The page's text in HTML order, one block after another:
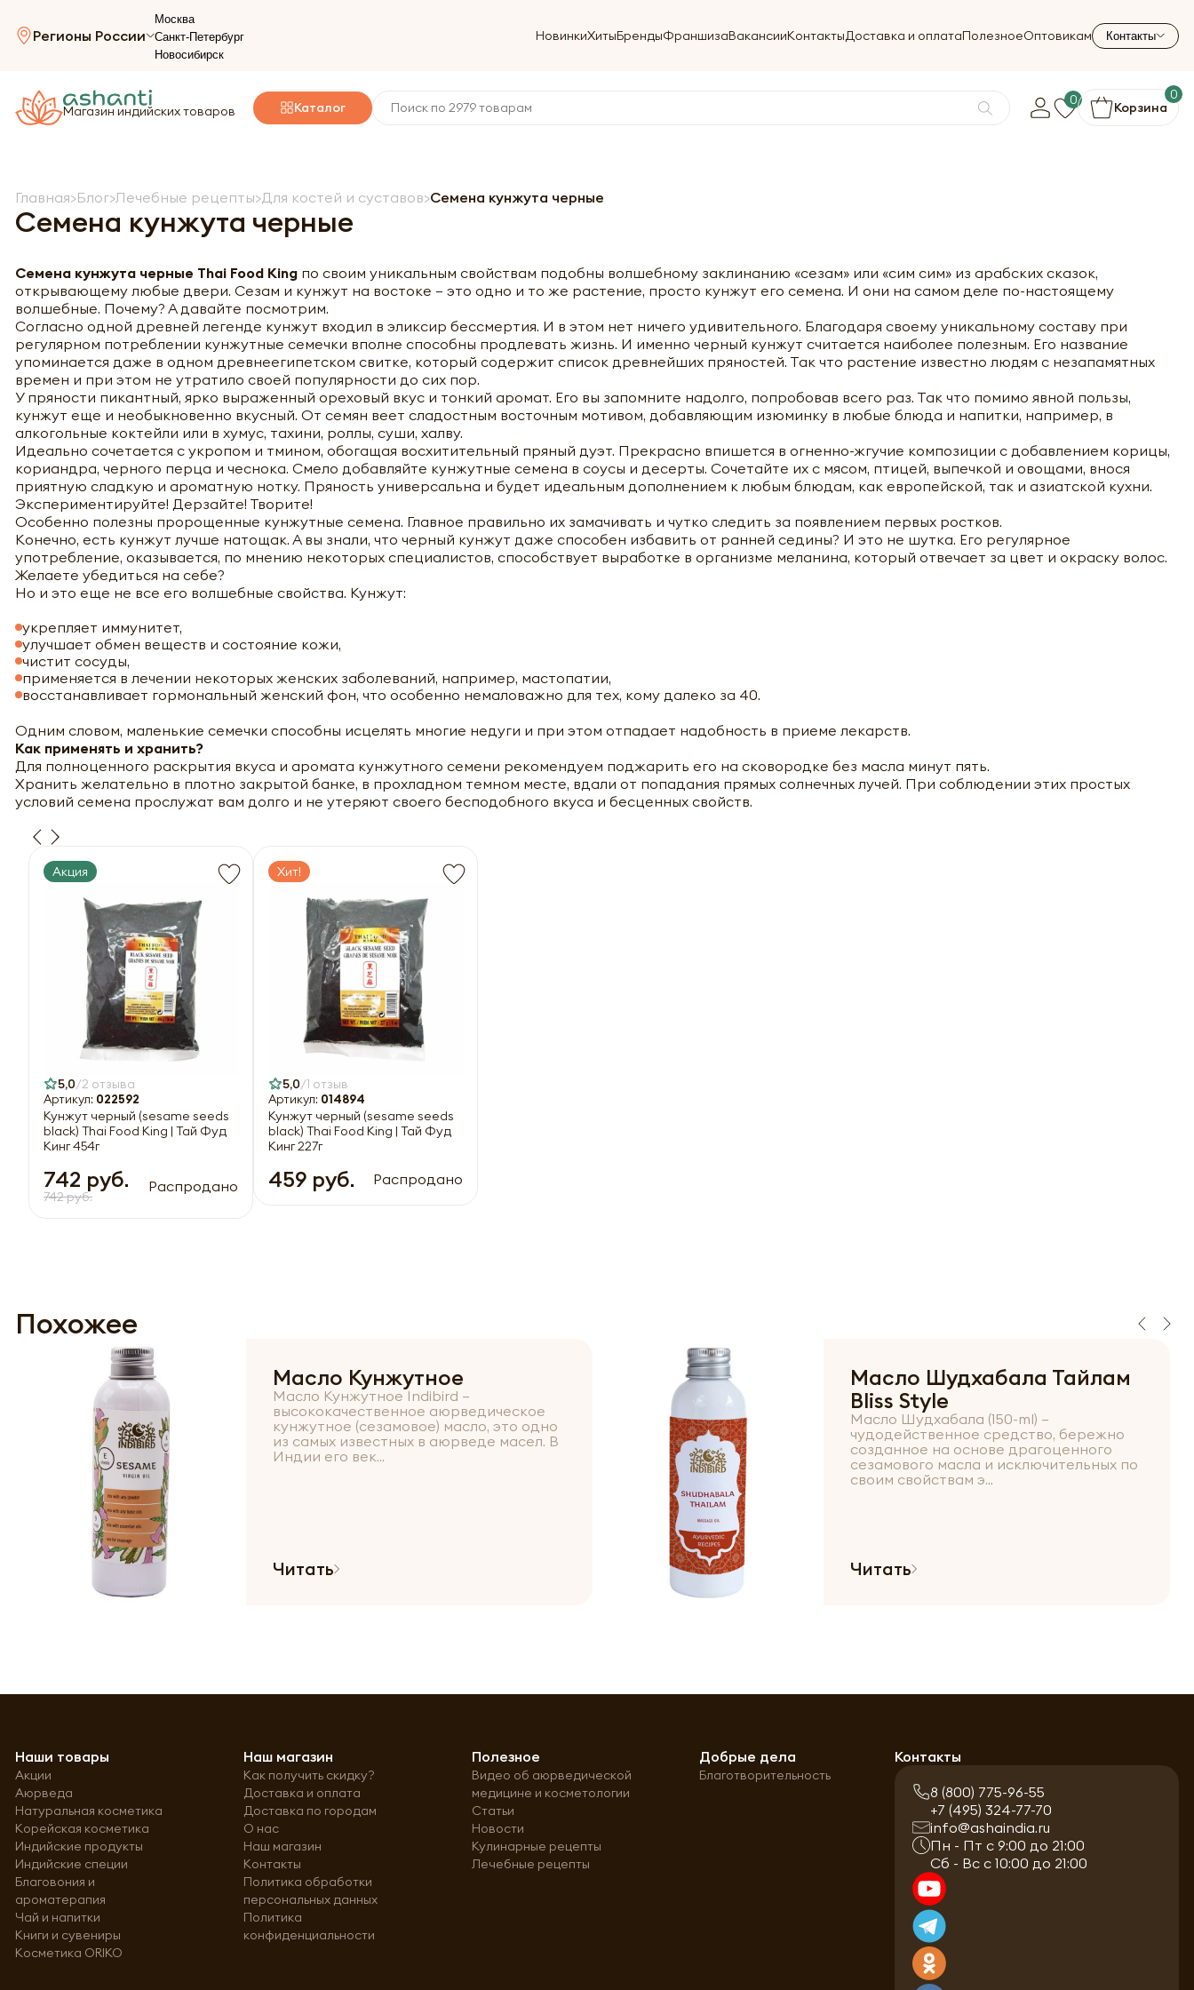
Регионы России
Москва
Санкт-Петербург
Новосибирск
НовинкиХитыБрендыФраншизаВакансииКонтактыДоставка и оплатаПолезноеОптовикам Контакты
Магазин индийских товаров Каталог 0 Корзина
0
Главная Блог Лечебные рецепты Для костей и суставов Семена кунжута черные
Семена кунжута черные
Семена кунжута черные Thai Food King по своим уникальным свойствам подобны волшебному заклинанию «сезам» или «сим сим» из арабских сказок,
открывающему любые двери. Сезам и кунжут на востоке – это одно и то же растение, просто кунжут его семена. И они на самом деле по-настоящему
волшебные. Почему? А давайте посмотрим.
Согласно одной древней легенде кунжут входил в эликсир бессмертия. И в этом нет ничего удивительного. Благодаря своему уникальному составу при
регулярном потреблении кунжутные семечки вполне способны продлевать жизнь. И именно черный кунжут считается наиболее полезным. Его название
упоминается даже в одном древнеегипетском свитке, который содержит список древнейших пряностей. Так что растение известно людям с незапамятных
времен и при этом не утратило своей популярности до сих пор.
У пряности пикантный, ярко выраженный ореховый вкус и тонкий аромат. Его вы запомните надолго, попробовав всего раз. Так что помимо явной пользы,
кунжут еще и необыкновенно вкусный. От семян веет сладостным восточным мотивом, добавляющим изюминку в любые блюда и напитки, например, в
алкогольные коктейли или в хумус, тахини, роллы, суши, халву.
Идеально сочетается с укропом и тмином, обогащая восхитительный пряный дуэт. Прекрасно впишется в огненно-жгучие композиции с добавлением корицы,
кориандра, черного перца и чеснока. Смело добавляйте кунжутные семена в соусы и десерты. Сочетайте их с мясом, птицей, выпечкой и овощами, внося
приятную сладкую и ароматную нотку. Пряность универсальна и будет идеальным дополнением к любым блюдам, как европейской, так и азиатской кухни.
Экспериментируйте! Дерзайте! Творите!
Особенно полезны пророщенные кунжутные семена. Главное правильно их замачивать и чутко следить за появлением первых ростков.
Конечно, есть кунжут лучше натощак. А вы знали, что черный кунжут даже способен избавить от ранней седины? И это не шутка. Его регулярное
употребление, оказывается, по мнению некоторых специалистов, способствует выработке в организме меланина, который отвечает за цвет и окраску волос.
Желаете убедиться на себе?
Но и это еще не все его волшебные свойства. Кунжут:
укрепляет иммунитет,
улучшает обмен веществ и состояние кожи,
чистит сосуды,
применяется в лечении некоторых женских заболеваний, например, мастопатии,
восстанавливает гормональный женский фон, что особенно немаловажно для тех, кому далеко за 40.
Одним словом, маленькие семечки способны исцелять многие недуги и при этом отпадает надобность в приеме лекарств.
Как применять и хранить?
Для полноценного раскрытия вкуса и аромата кунжутного семени рекомендуем поджарить его на сковородке без масла минут пять.
Хранить желательно в плотно закрытой банке, в прохладном темном месте, вдали от попадания прямых солнечных лучей. При соблюдении этих простых
условий семена прослужат вам долго и не утеряют своего бесподобного вкуса и бесценных свойств.
Акция
5,0 2 отзыва
Артикул: 022592
Кунжут черный (sesame seeds
black) Thai Food King | Тай Фуд
Кинг 454г
742 руб.
742 руб.
Распродано
Хит!
5,0 1 отзыв
Артикул: 014894
Кунжут черный (sesame seeds
black) Thai Food King | Тай Фуд
Кинг 227г
459 руб. Распродано
Похожее
Масло Кунжутное
Масло Кунжутное Indibird –
высококачественное аюрведическое
кунжутное (сезамовое) масло, это одно
из самых известных в аюрведе масел. В
Индии его век...
Читать
Масло Шудхабала Тайлам
Bliss Style
Масло Шудхабала (150-ml) –
чудодейственное средство, бережно
созданное на основе драгоценного
сезамового масла и исключительных по
своим свойствам э...
Читать
Наши товары
Акции
Аюрведа
Натуральная косметика
Корейская косметика
Индийские продукты
Индийские специи
Благовония и
ароматерапия
Чай и напитки
Книги и сувениры
Косметика ORIKO
Наш магазин
Как получить скидку?
Доставка и оплата
Доставка по городам
О нас
Наш магазин
Контакты
Политика обработки
персональных данных
Политика
конфиденциальности
Полезное
Видео об аюрведической
медицине и косметологии
Статьи
Новости
Кулинарные рецепты
Лечебные рецепты
Добрые дела
Благотворительность
Контакты
8 (800) 775-96-55
+7 (495) 324-77-70
info@ashaindia.ru
Пн - Пт с 9:00 до 21:00
Сб - Вс с 10:00 до 21:00